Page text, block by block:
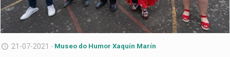
21-07-2021 - Museo do Humor Xaquín Marín